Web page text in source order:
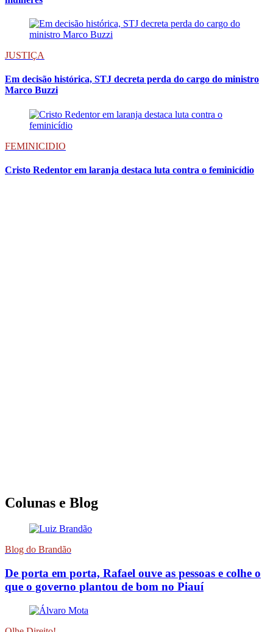
JUSTIÇA
Em decisão histórica, STJ decreta perda do cargo do ministro
Marco Buzzi
FEMINICIDIO
Cristo Redentor em laranja destaca luta contra o feminicídio
Colunas e Blog
Blog do Brandão
De porta em porta, Rafael ouve as pessoas e colhe o
que o governo plantou de bom no Piauí